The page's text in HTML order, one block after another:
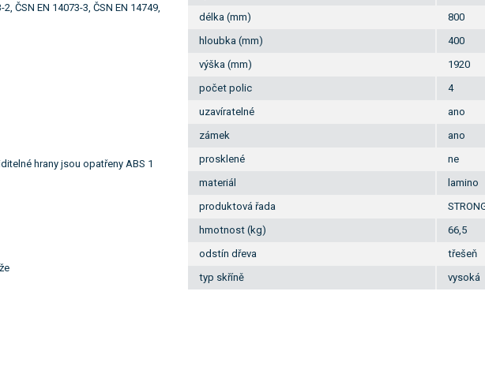
ČSN EN 14073-3, ČSN EN 14749,
hrany jsou opatřeny ABS 1
délka (mm)
800
hloubka (mm)
400
výška (mm)
1920
počet polic
4
uzavíratelné
ano
zámek
ano
prosklené
ne
materiál
lamino
produktová řada
hmotnost (kg)
66,5
odstín dřeva
třešeň
typ skříně
vysoká